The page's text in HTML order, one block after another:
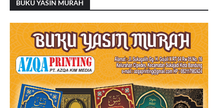
BUKU YASIN MURAH